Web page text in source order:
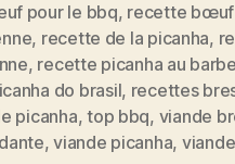
pour le bbq, recette bœuf
, recette de la picanha,
, recette picanha au
do brasil, recettes
picanha,top bbq, viande
,viande picanha,